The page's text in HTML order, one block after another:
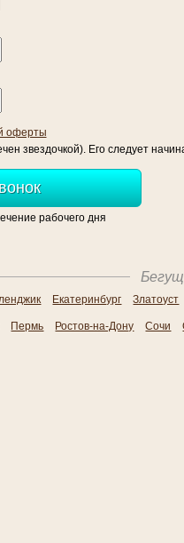
оферты
звездочкой). Его следует
рабочего дня
Екатеринбург Златоуст
Пермь Ростов-на-Дону Сочи